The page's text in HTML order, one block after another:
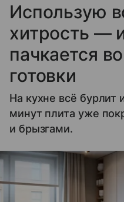
Использую
хитрость —
пачкается
готовки
На кухне всё
минут плита уже
и брызгами.